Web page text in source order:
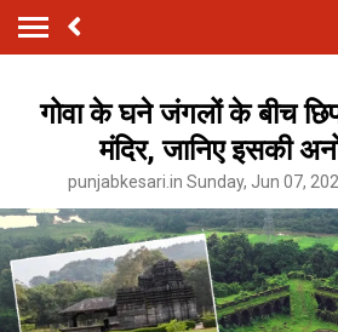
गोवा के घने जंगलों के बीच
मंदिर, जानिए इसकी
punjabkesari.in Sunday, Jun 07,